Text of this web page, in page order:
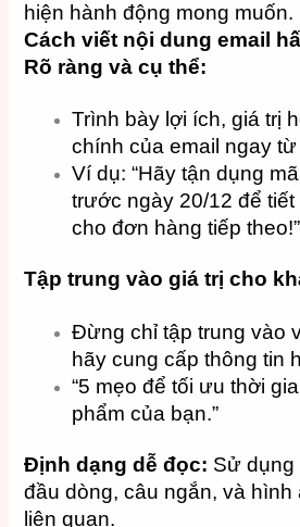
hiện hành động mong muốn.
Cách viết nội dung email
Rõ ràng và cụ thể:
Trình bày lợi ích, giá trị
chính của email ngay từ
Ví dụ: “Hãy tận dụng
trước ngày 20/12 để
cho đơn hàng tiếp theo!”
Tập trung vào giá trị cho
Đừng chỉ tập trung vào
hãy cung cấp thông tin
“5 mẹo để tối ưu thời
phẩm của bạn.”
Định dạng dễ đọc: Sử dụng
đầu dòng, câu ngắn, và hình
liên quan.